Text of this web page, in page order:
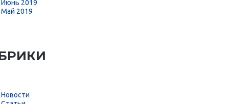
Июнь 2019
Май 2019
Новости